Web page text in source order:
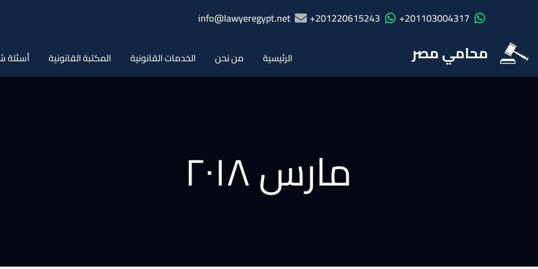
201103004317+
201220615243+
info@lawyeregypt.net
محامي مصر الرئيسية من نحن الخدمات القانونية المكتبة القانونية أسئلة
مارس ۲۰۱۸